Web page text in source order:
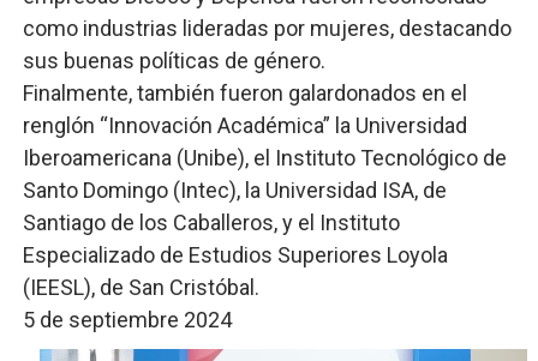
como industrias lideradas por mujeres, destacando
sus buenas políticas de género.
Finalmente, también fueron galardonados en el
renglón “Innovación Académica” la Universidad
Iberoamericana (Unibe), el Instituto Tecnológico de
Santo Domingo (Intec), la Universidad ISA, de
Santiago de los Caballeros, y el Instituto
Especializado de Estudios Superiores Loyola
(IEESL), de San Cristóbal.
5 de septiembre 2024